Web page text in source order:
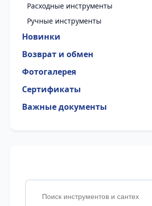
Расходные инструменты
Ручные инструменты
Новинки
Возврат и обмен
Фотогалерея
Сертификаты
Важные документы